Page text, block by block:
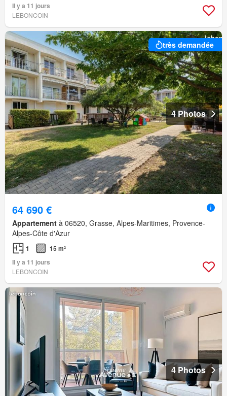
Il y a 11 jours
LEBONCOIN
très demandée
4 Photos
64 690 €
Appartement à 06520, Grasse, Alpes-Maritimes, Provence-
Alpes-Côte d'Azur
1
15 m²
Il y a 11 jours
LEBONCOIN
4 Photos